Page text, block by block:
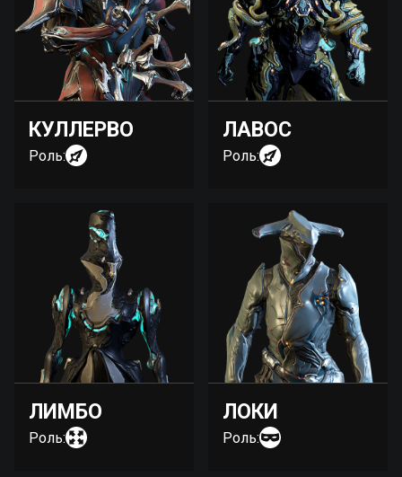
КУЛЛЕРВО
Роль:
ЛАВОС
Роль:
ЛИМБО
Роль:
ЛОКИ
Роль: